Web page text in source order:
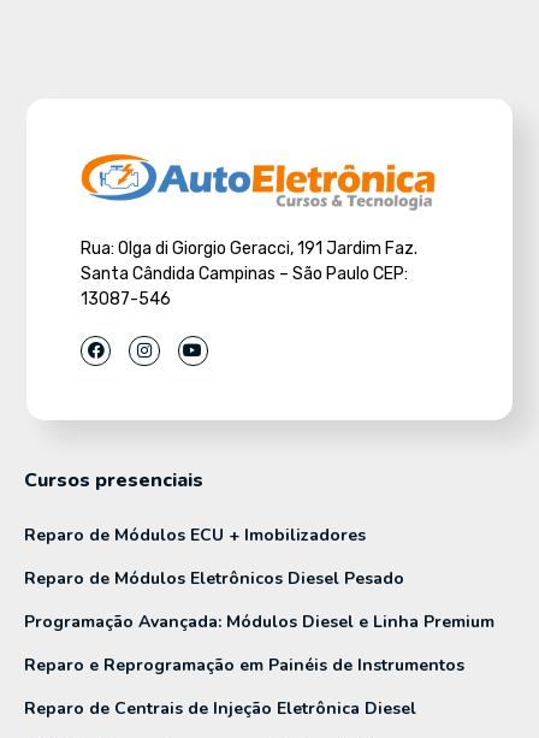
Rua: Olga di Giorgio Geracci, 191 Jardim Faz.
Santa Cândida Campinas – São Paulo CEP:
13087-546
Cursos presenciais
Reparo de Módulos ECU + Imobilizadores
Reparo de Módulos Eletrônicos Diesel Pesado
Programação Avançada: Módulos Diesel e Linha Premium
Reparo e Reprogramação em Painéis de Instrumentos
Reparo de Centrais de Injeção Eletrônica Diesel